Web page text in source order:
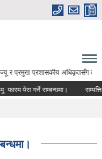
प्रशासकीय अधिकृतसँग वा हाम्रो
पेस गर्ने सम्बन्धमा। सम्पत्ति